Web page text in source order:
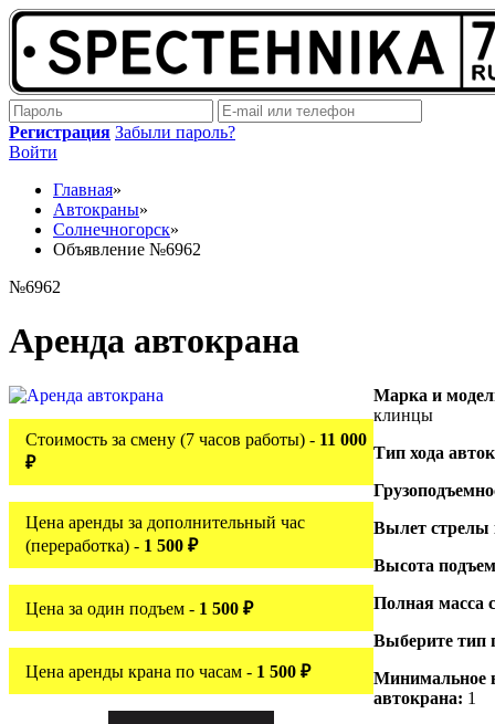
Регистрация Забыли пароль?
Войти
Главная»
Автокраны»
Солнечногорск»
Объявление №6962
№6962
Аренда автокрана
Стоимость за смену (7 часов работы) - 11 000
₽
Цена аренды за дополнительный час
(переработка) - 1 500 ₽
Цена за один подъем - 1 500 ₽
Цена аренды крана по часам - 1 500 ₽
Марка и
клинцы
Тип хода
Вылет стрелы
Высота
Полная масса
Выберите тип
Минимальное
автокрана: 1